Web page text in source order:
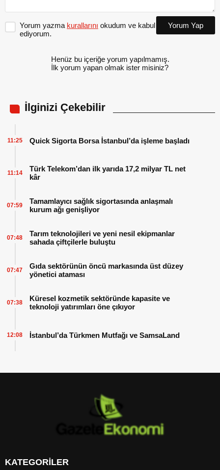
Yorum yazma kurallarını okudum ve kabul
ediyorum.
Yorum Yap
Henüz bu içeriğe yorum yapılmamış.
İlk yorum yapan olmak ister misiniz?
İlginizi Çekebilir
Quick Sigorta Borsa İstanbul’da işleme başladı
11:25
Türk Telekom’dan ilk yarıda 17,2 milyar TL net
kâr
11:14
Tamamlayıcı sağlık sigortasında anlaşmalı
kurum ağı genişliyor
07:59
Tarım teknolojileri ve yeni nesil ekipmanlar
sahada çiftçilerle buluştu
07:48
Gıda sektörünün öncü markasında üst düzey
yönetici ataması
07:47
Küresel kozmetik sektöründe kapasite ve
teknoloji yatırımları öne çıkıyor
07:38
İstanbul’da Türkmen Mutfağı ve SamsaLand
12:08
KATEGORİLER